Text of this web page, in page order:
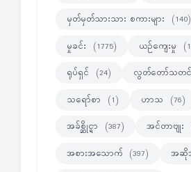
မှတ်မှတ်သားသား စကားများ (140)
မှုခင်း (1775) ယဉ်ကျေးမှု
ရုပ်ရှင် (24) လွတ်တော်သတင်
သရော်စာ (1) ဟာသ (76)
အခ်စ္ဆိုင္ရာ (387) အင်တာဗျုး
အစားအသောက် (397) အဆို